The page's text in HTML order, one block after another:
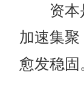
资本是
加速集聚
愈发稳固